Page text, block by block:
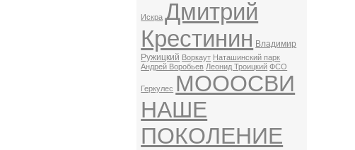
Искра Дмитрий
Крестинин Владимир
Ружицкий Воркаут Наташинский парк
Андрей Воробьев Леонид Троицкий ФСО
Геркулес МОООСВИ
НАШЕ
ПОКОЛЕНИЕ